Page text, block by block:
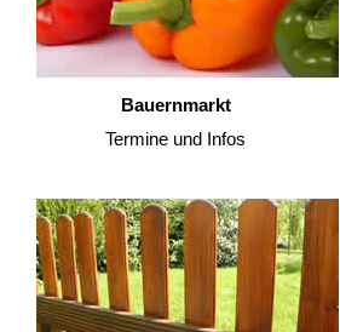
Bauernmarkt
Termine und Infos